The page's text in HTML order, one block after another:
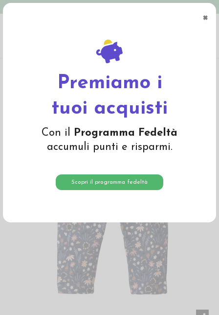
×
Premiamo i
tuoi acquisti
Con il Programma Fedeltà
accumuli punti e risparmi.
Scopri il programma fedeltà
cotone bio felpato - col. blu fantasia fiori